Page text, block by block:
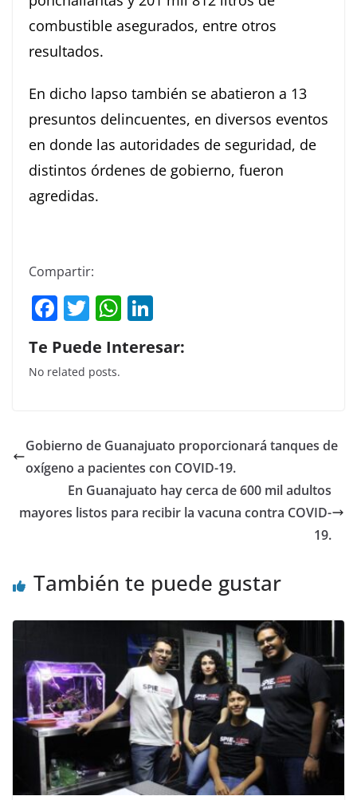
combustible asegurados, entre otros
resultados.
En dicho lapso también se abatieron a 13
presuntos delincuentes, en diversos eventos
en donde las autoridades de seguridad, de
distintos órdenes de gobierno, fueron
agredidas.
Compartir:
F
a
c
e
o
o
k
T
w
itt
er
W
h
at
p
p
k
n
Te Puede Interesar:
No related posts.
Gobierno de Guanajuato proporcionará tanques de
oxígeno a pacientes con COVID-19.
En Guanajuato hay cerca de 600 mil adultos
mayores listos para recibir la vacuna contra COVID-
19.
También te puede gustar